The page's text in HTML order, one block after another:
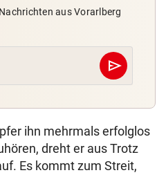
aus Vorarlberg
send
Abschicken
ihn mehrmals erfolglos
dreht er aus Trotz
Es kommt zum Streit,